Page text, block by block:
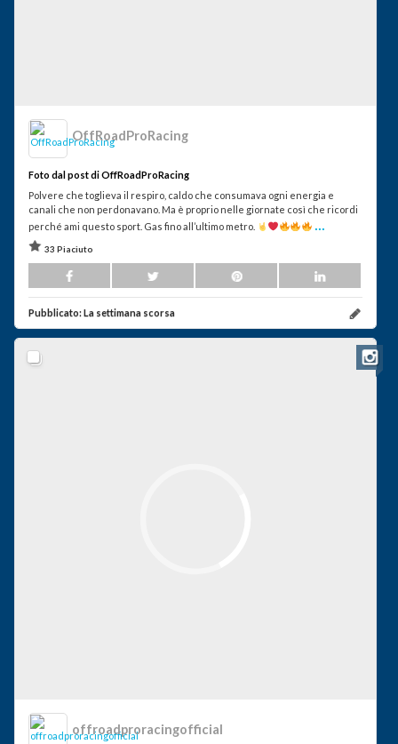
OffRoadProRacing
Foto dal post di OffRoadProRacing
Polvere che toglieva il respiro, caldo che consumava ogni energia e
canali che non perdonavano. Ma è proprio nelle giornate così che ricordi
perché ami questo sport. Gas fino all’ultimo metro.
...
33 Piaciuto
Pubblicato:La settimana scorsa
offroadproracingofficial